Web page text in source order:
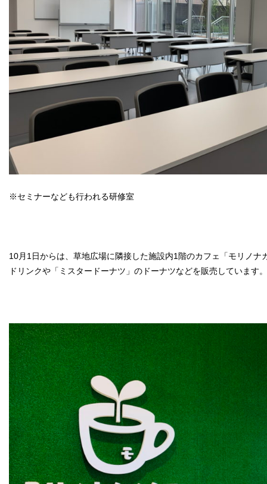
※セミナーなども行われる研修室
10月1日からは、草地広場に隣接した施設内1階のカフェ「モリノナ
ドリンクや「ミスタードーナツ」のドーナツなどを販売しています。